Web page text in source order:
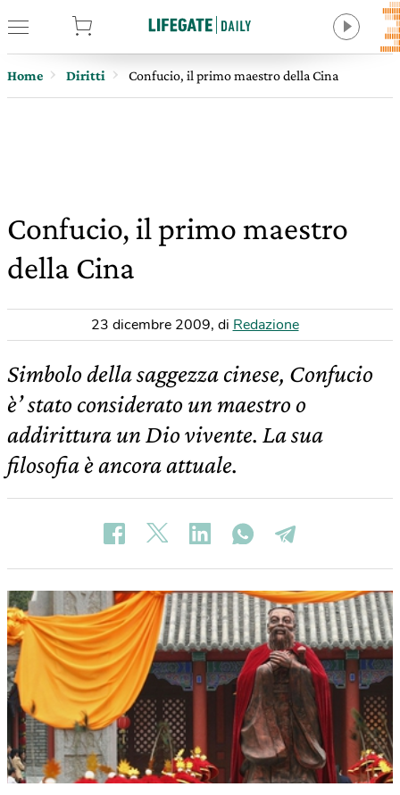
Home Diritti Confucio, il primo maestro della Cina
Confucio, il primo maestro
della Cina
23 dicembre 2009, di Redazione
Simbolo della saggezza cinese, Confucio
è’ stato considerato un maestro o
addirittura un Dio vivente. La sua
filosofia è ancora attuale.